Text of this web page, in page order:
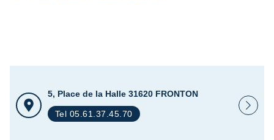
5, Place de la Halle 31620 FRONTON
Tel 05.61.37.45.70